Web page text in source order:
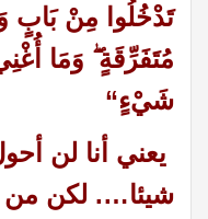
تَدْخُلُوا مِنْ بَابٍ
مُتَفَرِّقَةٍ ۖ وَمَا
شَيْءٍ“
يعني أنا لن
شيئا…. لكن من